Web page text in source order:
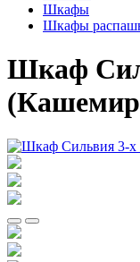
Шкафы
Шкафы
Шкаф